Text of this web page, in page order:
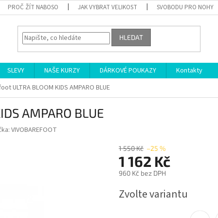
PROČ ŽÍT NABOSO JAK VYBRAT VELIKOST SVOBODU PRO NOHY
HLEDAT
SLEVY NAŠE KURZY DÁRKOVÉ POUKAZY
Kontakty
ULTRA BLOOM KIDS AMPARO BLUE
AMPARO BLUE
VIVOBAREFOOT
1 550 Kč –25 %
1 162 Kč
960 Kč bez DPH
cena:
Zvolte variantu